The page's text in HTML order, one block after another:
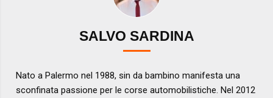
SALVO SARDINA
Nato a Palermo nel 1988, sin da bambino manifesta una
sconfinata passione per le corse automobilistiche. Nel 2012